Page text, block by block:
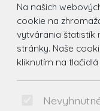
Na našich
cookie na
vytvárania štatistík
stránky. Naše
kliknutím na tlačidlá
Social
Facebook
Instagram
© 2026 Arrabella